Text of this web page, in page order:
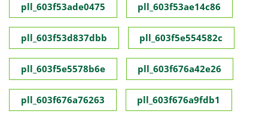
pll_603f53ade0475 pll_603f53ae14c86
pll_603f53d837dbb pll_603f5e554582c
pll_603f5e5578b6e pll_603f676a42e26
pll_603f676a76263 pll_603f676a9fdb1